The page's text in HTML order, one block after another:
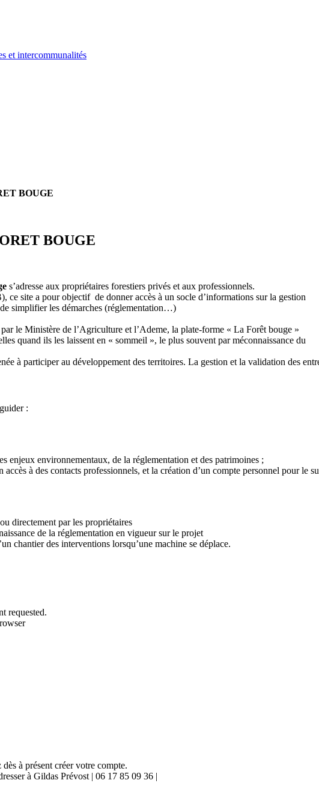
et intercommunalités
BOUGE
BOUGE
s’adresse aux propriétaires forestiers privés et aux professionnels.
site a pour objectif de donner accès à un socle d’informations sur la gestion
simplifier les démarches (réglementation…)
le Ministère de l’Agriculture et l’Ademe, la plate-forme « La Forêt bouge »
quand ils les laissent en « sommeil », le plus souvent par méconnaissance du
à participer au développement des territoires. La gestion et la validation des
:
enjeux environnementaux, de la réglementation et des patrimoines ;
à des contacts professionnels, et la création d’un compte personnel pour le
directement par les propriétaires
de la réglementation en vigueur sur le projet
chantier des interventions lorsqu’une machine se déplace.
à présent créer votre compte.
à Gildas Prévost | 06 17 85 09 36 |